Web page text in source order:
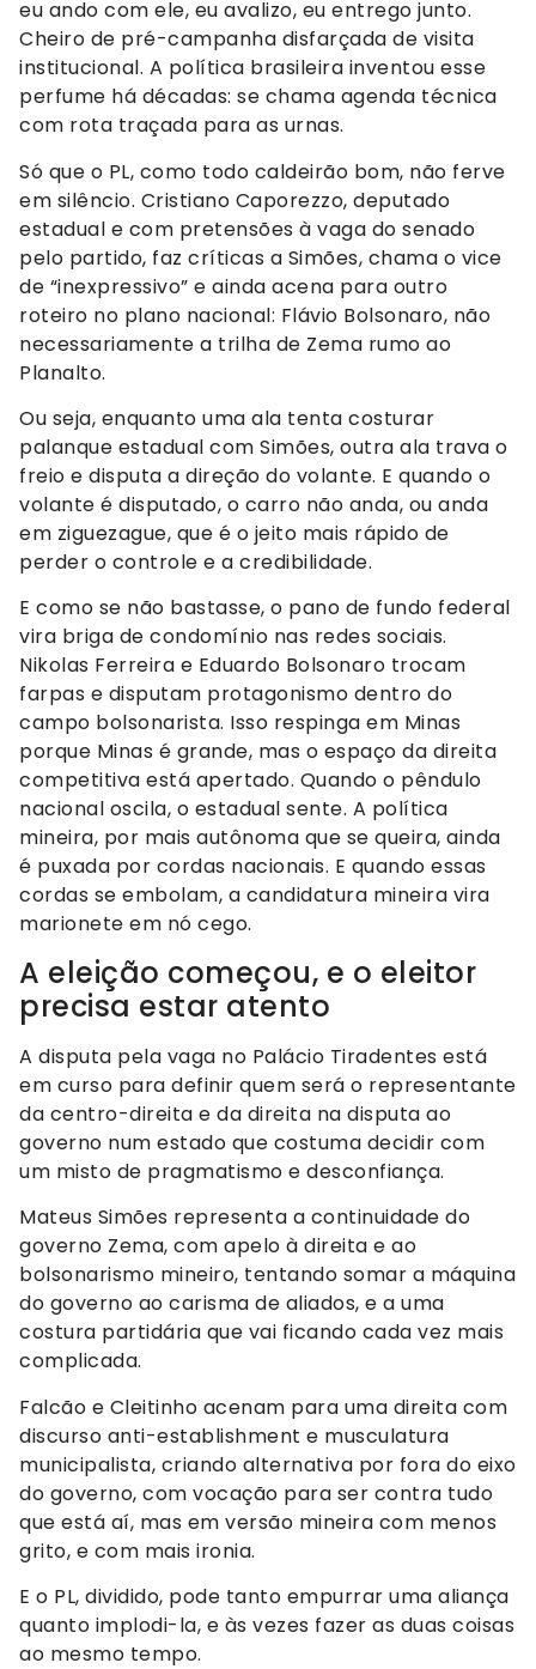
eu ando com ele, eu avalizo, eu entrego junto.
Cheiro de pré-campanha disfarçada de visita
institucional. A política brasileira inventou esse
perfume há décadas: se chama agenda técnica
com rota traçada para as urnas.
Só que o PL, como todo caldeirão bom, não ferve
em silêncio. Cristiano Caporezzo, deputado
estadual e com pretensões à vaga do senado
pelo partido, faz críticas a Simões, chama o vice
de “inexpressivo” e ainda acena para outro
roteiro no plano nacional: Flávio Bolsonaro, não
necessariamente a trilha de Zema rumo ao
Planalto.
Ou seja, enquanto uma ala tenta costurar
palanque estadual com Simões, outra ala trava o
freio e disputa a direção do volante. E quando o
volante é disputado, o carro não anda, ou anda
em ziguezague, que é o jeito mais rápido de
perder o controle e a credibilidade.
E como se não bastasse, o pano de fundo federal
vira briga de condomínio nas redes sociais.
Nikolas Ferreira e Eduardo Bolsonaro trocam
farpas e disputam protagonismo dentro do
campo bolsonarista. Isso respinga em Minas
porque Minas é grande, mas o espaço da direita
competitiva está apertado. Quando o pêndulo
nacional oscila, o estadual sente. A política
mineira, por mais autônoma que se queira, ainda
é puxada por cordas nacionais. E quando essas
cordas se embolam, a candidatura mineira vira
marionete em nó cego.
A eleição começou, e o eleitor
precisa estar atento
A disputa pela vaga no Palácio Tiradentes está
em curso para definir quem será o representante
da centro-direita e da direita na disputa ao
governo num estado que costuma decidir com
um misto de pragmatismo e desconfiança.
Mateus Simões representa a continuidade do
governo Zema, com apelo à direita e ao
bolsonarismo mineiro, tentando somar a máquina
do governo ao carisma de aliados, e a uma
costura partidária que vai ficando cada vez mais
complicada.
Falcão e Cleitinho acenam para uma direita com
discurso anti-establishment e musculatura
municipalista, criando alternativa por fora do eixo
do governo, com vocação para ser contra tudo
que está aí, mas em versão mineira com menos
grito, e com mais ironia.
E o PL, dividido, pode tanto empurrar uma aliança
quanto implodi-la, e às vezes fazer as duas coisas
ao mesmo tempo.